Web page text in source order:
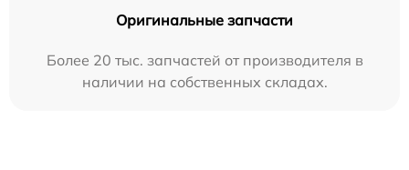
Оригинальные запчасти
Более 20 тыс. запчастей от производителя в
наличии на собственных складах.